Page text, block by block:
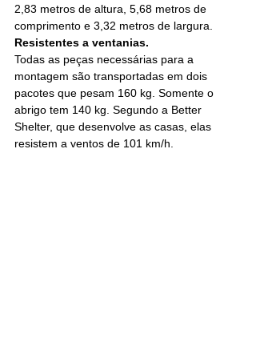
2,83 metros de altura, 5,68 metros de
comprimento e 3,32 metros de largura.
Resistentes a ventanias.
Todas as peças necessárias para a
montagem são transportadas em dois
pacotes que pesam 160 kg. Somente o
abrigo tem 140 kg. Segundo a Better
Shelter, que desenvolve as casas, elas
resistem a ventos de 101 km/h.